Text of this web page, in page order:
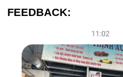
FEEDBACK: